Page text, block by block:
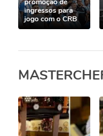
ingressos para
jogo com o CRB